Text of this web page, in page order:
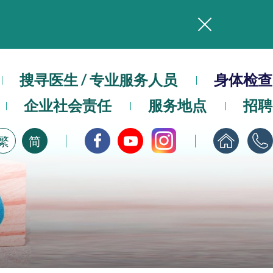
本院在暴雨或台风警告信号 (包括黑色暴雨及8号或以上热带气旋警告信号) 下，仍会维持有限度服务。如有查询，可致电2711 5222。
请即下载
搜寻医生 / 专业服务人员
身体检查
企业社会责任
服务地点 招聘
简